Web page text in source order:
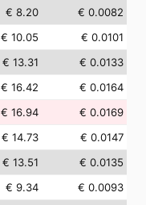
€ 8.20
€ 0.0082
€ 10.05
€ 0.0101
€ 13.31
€ 0.0133
€ 16.42
€ 0.0164
€ 16.94
€ 0.0169
€ 14.73
€ 0.0147
€ 13.51
€ 0.0135
€ 9.34
€ 0.0093